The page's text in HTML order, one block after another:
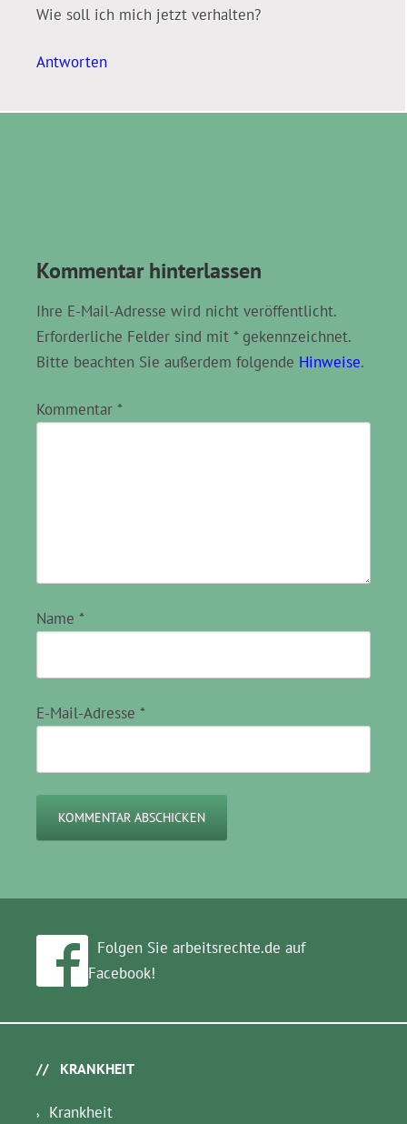
Wie soll ich mich jetzt verhalten?
Antworten
Kommentar hinterlassen
Ihre E-Mail-Adresse wird nicht veröffentlicht.
Erforderliche Felder sind mit * gekennzeichnet.
Bitte beachten Sie außerdem folgende Hinweise.
Kommentar *
Name *
E-Mail-Adresse *
Folgen Sie arbeitsrechte.de auf
Facebook!
KRANKHEIT
Krankheit